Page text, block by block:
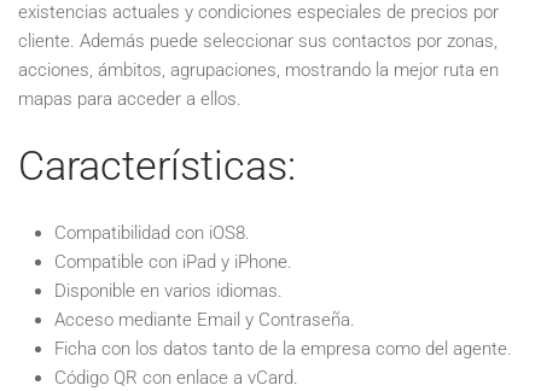
existencias actuales y condiciones especiales de precios por
cliente. Además puede seleccionar sus contactos por zonas,
acciones, ámbitos, agrupaciones, mostrando la mejor ruta en
mapas para acceder a ellos.
Características:
Compatibilidad con iOS8.
Compatible con iPad y iPhone.
Disponible en varios idiomas.
Acceso mediante Email y Contraseña.
Ficha con los datos tanto de la empresa como del agente.
Código QR con enlace a vCard.